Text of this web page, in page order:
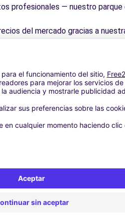
profesionales — nuestro
del mercado gracias a
pocos clics con precios
nuestras numerosas oficinas
le permite reservar su vehículo
y
antiguo y descubra su
jardines para un descanso en
la región, fácilmente accesibles
regional en los restaurantes
en Llanera